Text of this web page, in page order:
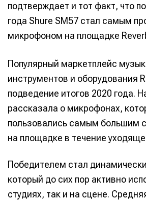
подтверждает и тот факт, что
года Shure SM57 стал самым
микрофоном на площадке
Популярный маркетплейс
инструментов и оборудования
подведение итогов 2020 года.
рассказала о микрофонах,
пользовались самым большим
на площадке в течение
Победителем стал
который до сих пор активно
студиях, так и на сцене.